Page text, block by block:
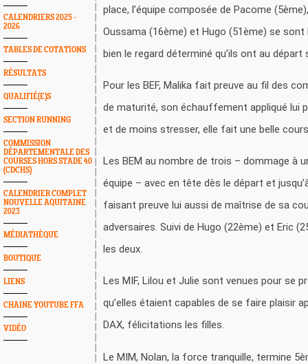
CALENDRIERS 2025 -
2026
TABLES DE COTATIONS
RÉSULTATS
QUALIFIÉ(E)S
SECTION RUNNING
COMMISSION
DÉPARTEMENTALE DES
COURSES HORS STADE 40
(CDCHS)
CALENDRIER COMPLET
NOUVELLE AQUITAINE
2023
MÉDIATHÈQUE
BOUTIQUE
LIENS
CHAINE YOUTUBE FFA
VIDÉO
place, l’équipe composée de Pacome
Oussama (16ème) et Hugo (51ème) se
bien le regard déterminé qu’ils ont au
Pour les BEF, Malika fait preuve au fil des
de maturité, son échauffement appliqué lui
et de moins stresser, elle fait une belle
Les BEM au nombre de trois – dommage à
équipe – avec en tête dès le départ et
faisant preuve lui aussi de maîtrise de sa
adversaires. Suivi de Hugo (22ème) et Eric
les deux.
Les MIF, Lilou et Julie sont venues pour se
qu’elles étaient capables de se faire plaisir
DAX, félicitations les filles.
Le MIM, Nolan, la force tranquille, termine